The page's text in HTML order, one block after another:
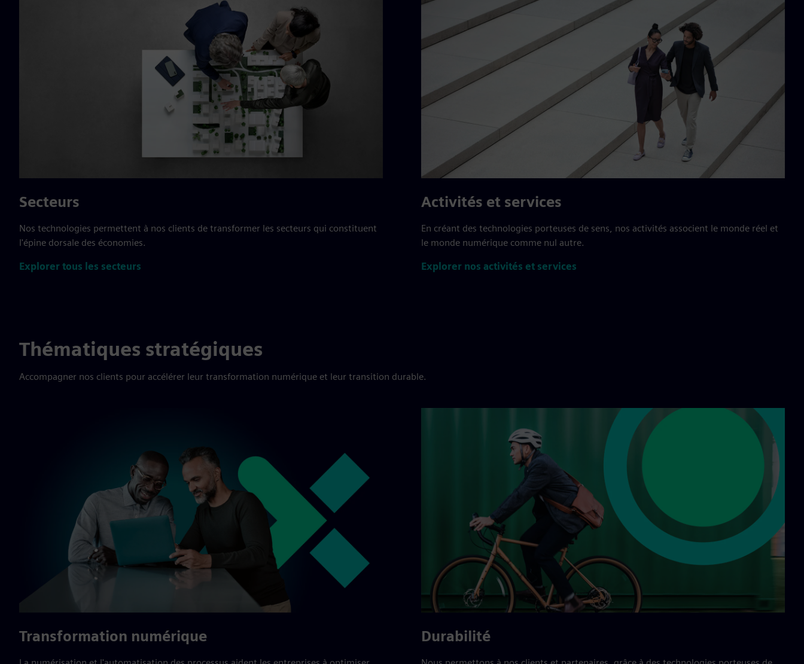
Secteurs
Nos technologies permettent à nos clients de transformer les secteurs qui constituent
l'épine dorsale des économies.
Explorer tous les secteurs
Activités et services
En créant des technologies porteuses de sens, nos activités associent le monde réel et
le monde numérique comme nul autre.
Explorer nos activités et services
Thématiques stratégiques
Accompagner nos clients pour accélérer leur transformation numérique et leur transition durable.
Transformation numérique Durabilité